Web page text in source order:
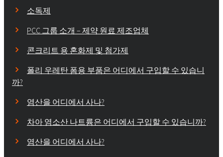
소독제
PCC 그룹 소개 – 제약 원료 제조업체
콘크리트 용 혼화제 및 첨가제
폴리 우레탄 폼용 부품은 어디에서 구입할 수 있습니
까?
염산을 어디에서 사나?
차아 염소산 나트륨은 어디에서 구입할 수 있습니까?
염산을 어디에서 사나?